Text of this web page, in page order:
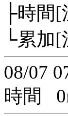
├時間[
└累加[
08/07
時間
0